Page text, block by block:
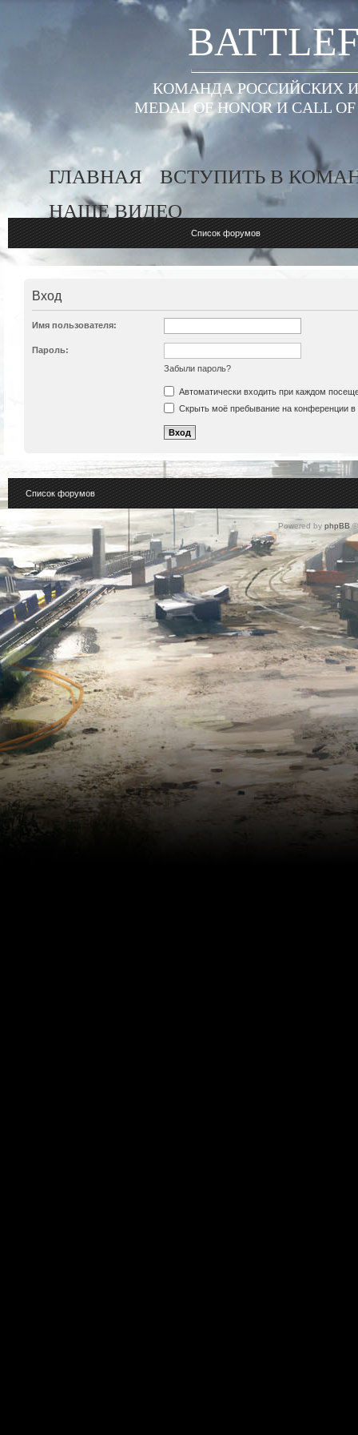
КОМАНДА РОССИЙСКИХ
MEDAL OF HONOR И
ГЛАВНАЯ
ВСТУПИТЬ В
НАШЕ ВИДЕО
Список форумов
Вход
Имя пользователя:
Пароль:
Забыли пароль?
Автоматически входить при каждом
Скрыть моё пребывание на конференции в
Список форумов
Powered by phpBB©